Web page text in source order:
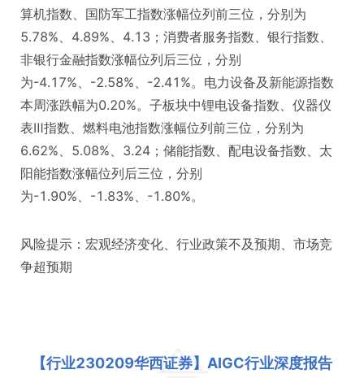
算机指数、国防军工指数涨幅位列前三位，分别为
5.78%、4.89%、4.13；消费者服务指数、银行指数、
非银行金融指数涨幅位列后三位，分别
为-4.17%、-2.58%、-2.41%。电力设备及新能源指数
本周涨跌幅为0.20%。子板块中锂电设备指数、仪器仪
表Ⅲ指数、燃料电池指数涨幅位列前三位，分别为
6.62%、5.08%、3.24；储能指数、配电设备指数、太
阳能指数涨幅位列后三位，分别
为-1.90%、-1.83%、-1.80%。
风险提示：宏观经济变化、行业政策不及预期、市场竞
争超预期
【行业230209华西证券】AIGC行业深度报告